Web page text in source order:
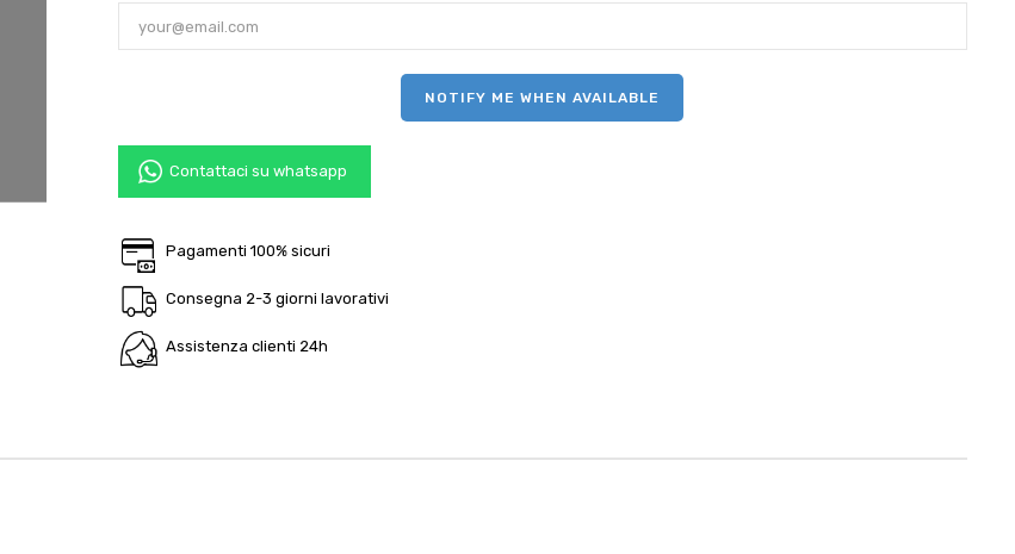
NOTIFY ME WHEN AVAILABLE
Contattaci su whatsapp
Pagamenti 100% sicuri
Consegna 2-3 giorni lavorativi
Assistenza clienti 24h